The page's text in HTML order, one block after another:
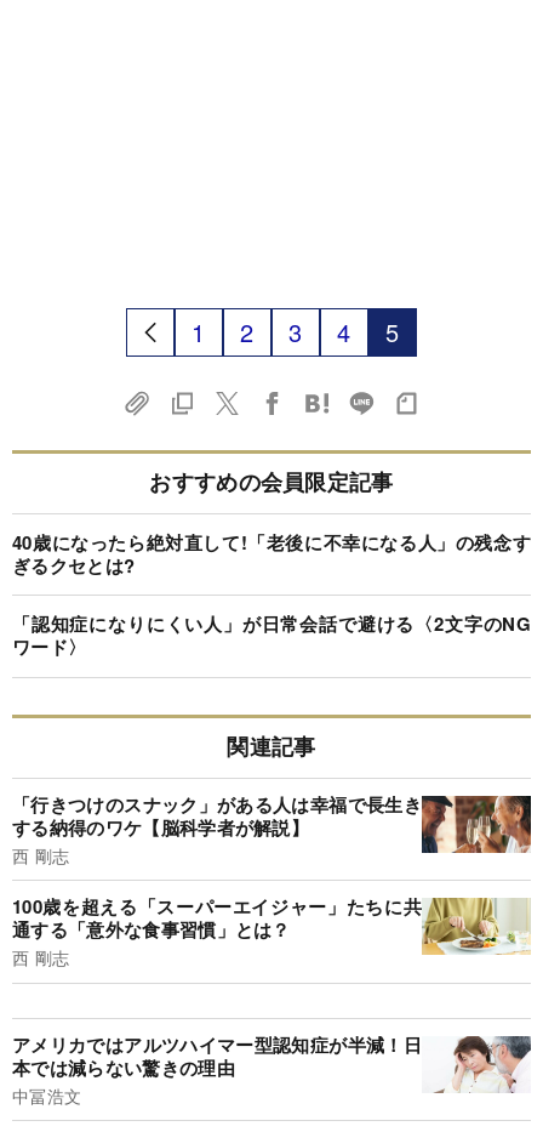
1 2 3 4 5
おすすめの会員限定記事
40歳になったら絶対直して!「老後に不幸になる人」の残念す
ぎるクセとは?
「認知症になりにくい人」が日常会話で避ける〈2文字のNG
ワード〉
関連記事
「行きつけのスナック」がある人は幸福で長生き
する納得のワケ【脳科学者が解説】
西 剛志
100歳を超える「スーパーエイジャー」たちに共
通する「意外な食事習慣」とは？
西 剛志
アメリカではアルツハイマー型認知症が半減！日
本では減らない驚きの理由
中冨浩文